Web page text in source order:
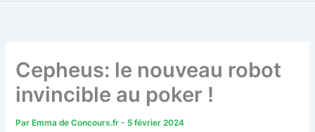
Cepheus: le nouveau robot
invincible au poker !
Par Emma de Concours.fr- 5 février 2024